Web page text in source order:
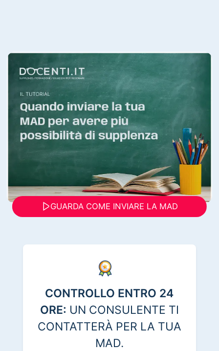
GUARDA COME INVIARE LA MAD
CONTROLLO ENTRO 24
ORE: UN CONSULENTE TI
CONTATTERÀ PER LA TUA
MAD.